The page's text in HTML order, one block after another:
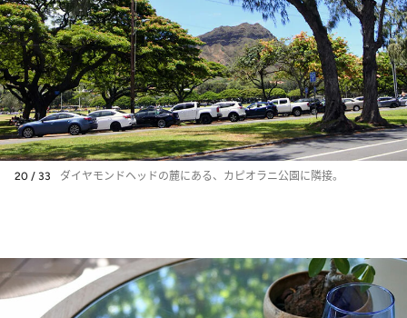
20 / 33 ダイヤモンドヘッドの麓にある、カピオラニ公園に隣接。